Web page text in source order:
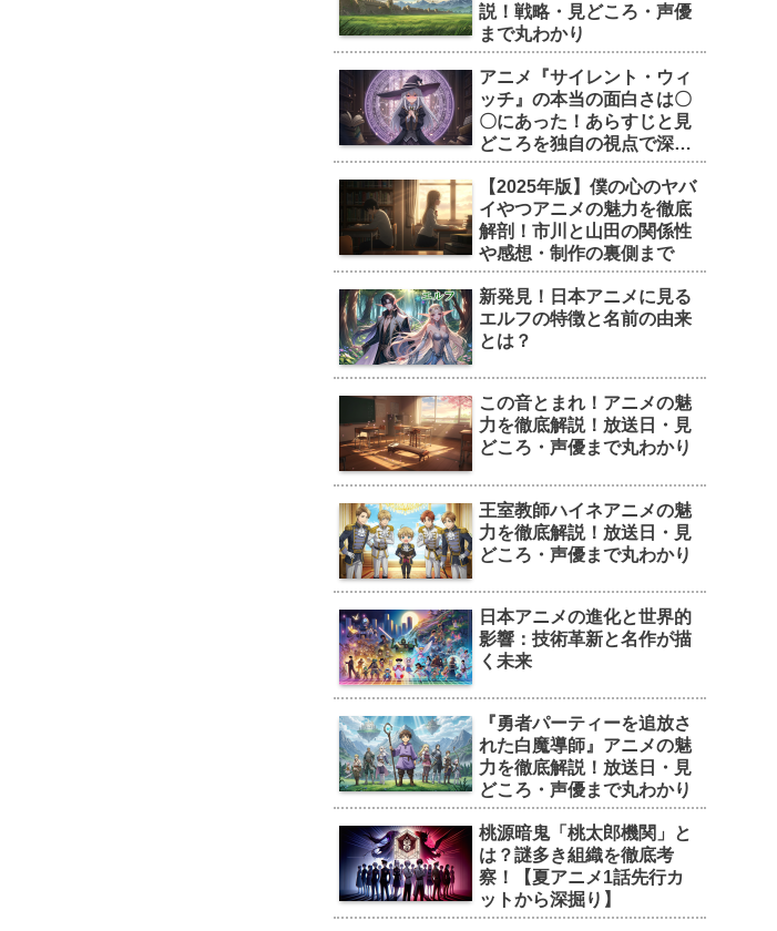
説！戦略・見どころ・声優
まで丸わかり
アニメ『サイレント・ウィ
ッチ』の本当の面白さは〇
〇にあった！あらすじと見
どころを独自の視点で深掘
り
【2025年版】僕の心のヤバ
イやつアニメの魅力を徹底
解剖！市川と山田の関係性
や感想・制作の裏側まで
新発見！日本アニメに見る
エルフの特徴と名前の由来
とは？
この音とまれ！アニメの魅
力を徹底解説！放送日・見
どころ・声優まで丸わかり
王室教師ハイネアニメの魅
力を徹底解説！放送日・見
どころ・声優まで丸わかり
日本アニメの進化と世界的
影響：技術革新と名作が描
く未来
『勇者パーティーを追放さ
れた白魔導師』アニメの魅
力を徹底解説！放送日・見
どころ・声優まで丸わかり
桃源暗鬼「桃太郎機関」と
は？謎多き組織を徹底考
察！【夏アニメ1話先行カ
ットから深掘り】